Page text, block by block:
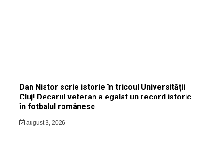
Dan Nistor scrie istorie în tricoul Universității
Cluj! Decarul veteran a egalat un record istoric
în fotbalul românesc
august 3, 2026